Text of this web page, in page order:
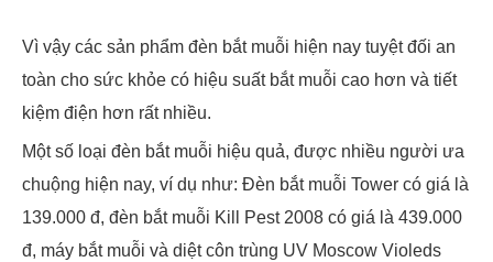
Vì vậy các sản phẩm đèn bắt muỗi hiện nay tuyệt đối an
toàn cho sức khỏe có hiệu suất bắt muỗi cao hơn và tiết
kiệm điện hơn rất nhiều.
Một số loại đèn bắt muỗi hiệu quả, được nhiều người ưa
chuộng hiện nay, ví dụ như: Đèn bắt muỗi Tower có giá là
139.000 đ, đèn bắt muỗi Kill Pest 2008 có giá là 439.000
đ, máy bắt muỗi và diệt côn trùng UV Moscow Violeds